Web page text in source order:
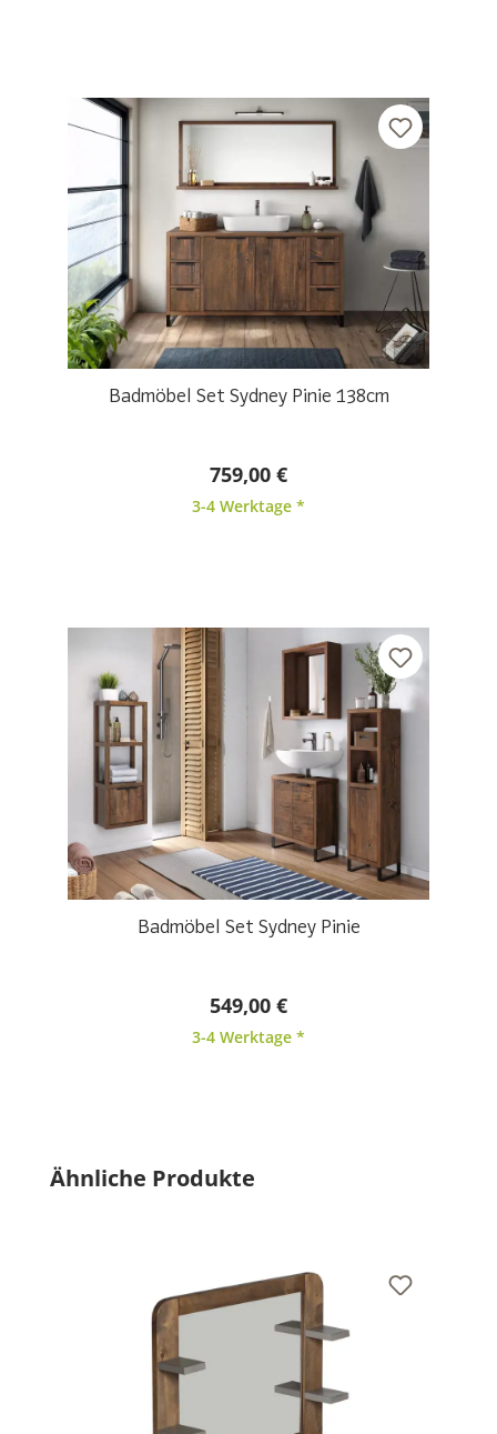
Badmöbel Set Sydney Pinie 138cm
759,00 €
3-4 Werktage *
Badmöbel Set Sydney Pinie
549,00 €
3-4 Werktage *
Produktgalerie überspringen
Ähnliche Produkte